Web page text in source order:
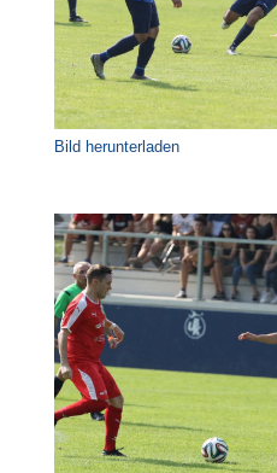
Bild herunterladen